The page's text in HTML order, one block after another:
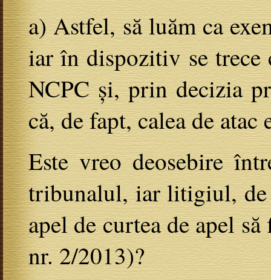
a) Astfel, să luăm ca
iar în dispozitiv se trece
NCPC și, prin decizia
că, de fapt, calea de atac
Este vreo deosebire
tribunalul, iar litigiul, de
apel de curtea de apel
nr. 2/2013)?